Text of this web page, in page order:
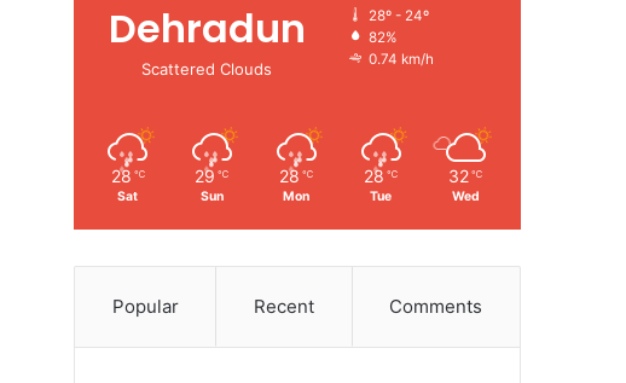
Dehradun
Scattered Clouds
28º - 24º
82%
0.74 km/h
28 ℃
Sat
29 ℃
Sun
28 ℃
Mon
28 ℃
Tue
32 ℃
Wed
Popular Recent Comments